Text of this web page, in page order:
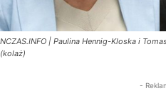
NCZAS.INFO | Paulina Hennig-Kloska i
(kolaż)
-